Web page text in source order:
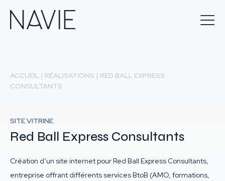
ACCUEIL | RÉALISATIONS | RED BALL EXPRESS
CONSULTANTS
SITE VITRINE
Red Ball Express Consultants
Création d’un site internet pour Red Ball Express Consultants,
entreprise offrant différents services BtoB (AMO, formations,